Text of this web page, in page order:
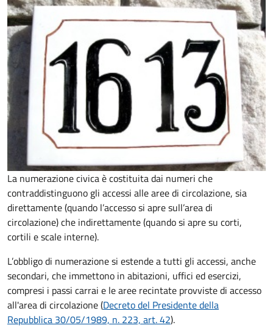
La numerazione civica è costituita dai numeri che
contraddistinguono gli accessi alle aree di circolazione, sia
direttamente (quando l’accesso si apre sull’area di
circolazione) che indirettamente (quando si apre su corti,
cortili e scale interne).
L’obbligo di numerazione si estende a tutti gli accessi, anche
secondari, che immettono in abitazioni, uffici ed esercizi,
compresi i passi carrai e le aree recintate provviste di accesso
all'area di circolazione (Decreto del Presidente della
Repubblica 30/05/1989, n. 223, art. 42).